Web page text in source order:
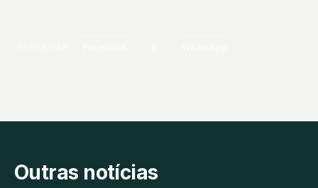
Outras notícias